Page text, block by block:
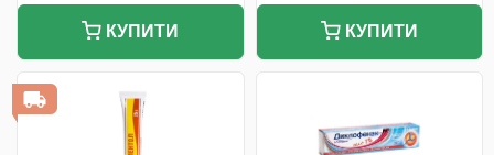
КУПИТИ КУПИТИ